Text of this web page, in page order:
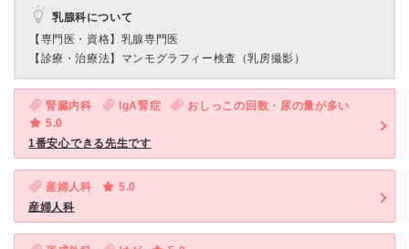
乳腺科について
【専門医・資格】 乳腺専門医
【診療・治療法】 マンモグラフィー検査（乳房撮影）
腎臓内科 IgA腎症
おしっこの回数・尿の量が多い
5.0
1番安心できる先生です
産婦人科
5.0
産婦人科